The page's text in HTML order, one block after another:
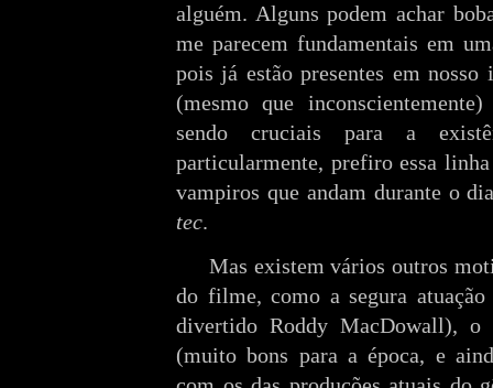
alguém. Alguns podem achar
me parecem fundamentais em
pois já estão presentes em
(mesmo que
sendo cruciais para a
particularmente, prefiro essa
vampiros que andam durante o
tec.
Mas existem vários outros
do filme, como a segura
divertido Roddy MacDowall), o
(muito bons para a época, e